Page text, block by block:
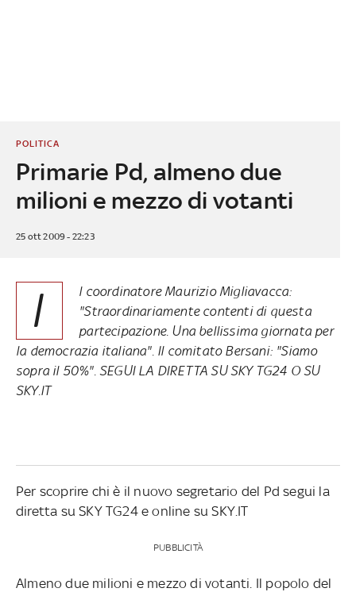
Primarie Pd, almeno due
milioni e mezzo di votanti
POLITICA
25 ott 2009 - 22:23
I
l coordinatore Maurizio Migliavacca:
"Straordinariamente contenti di questa
partecipazione. Una bellissima giornata per
la democrazia italiana". Il comitato Bersani: "Siamo
sopra il 50%". SEGUI LA DIRETTA SU SKY TG24 O SU
SKY.IT
Per scoprire chi è il nuovo segretario del Pd segui la
diretta su SKY TG24 e online su SKY.IT
PUBBLICITÀ
Almeno due milioni e mezzo di votanti. Il popolo del